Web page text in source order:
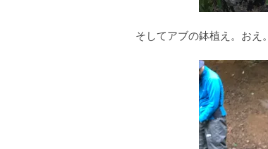
そしてアブの鉢植え。おえ。